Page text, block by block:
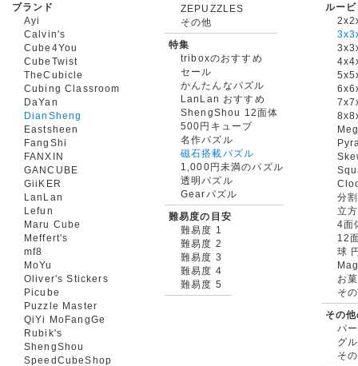
ブランド
Ayi
Calvin's
Cube4You
CubeTwist
TheCubicle
Cubing Classroom
DaYan
DianSheng
Eastsheen
FangShi
FANXIN
GANCUBE
GiiKER
LanLan
Lefun
Maru Cube
Meffert's
mf8
MoYu
Oliver's Stickers
Picube
Puzzle Master
QiYi MoFangGe
Rubik's
ShengShou
SpeedCubeShop
ZEPUZZLES
その他
特集
triboxのおすすめ
セール
かんたんなパズル
LanLan おすすめ
ShengShou 12面体
500円キューブ
名作パズル
磁石搭載パズル
1,000円未満のパズル
透明パズル
Gearパズル
難易度の目安
難易度 1
難易度 2
難易度 3
難易度 4
難易度 5
ルー
分
立
4面
12
球
お
そ
その
パ
グ
そ